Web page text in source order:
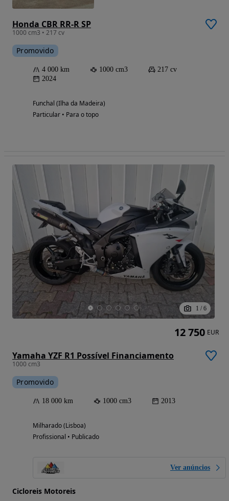
Honda CBR RR-R SP
1000 cm3 • 217 cv
Promovido
4 000 km 1000 cm3
217 cv
2024
Funchal (Ilha da Madeira)
Particular • Para o topo
1 / 6
Yamaha YZF R1 Possível Financiamento
1000 cm3
Promovido
18 000 km 1000 cm3 2013
Milharado (Lisboa)
Profissional • Publicado
Ver anúncios
Cicloreis Motoreis
12 750 EUR